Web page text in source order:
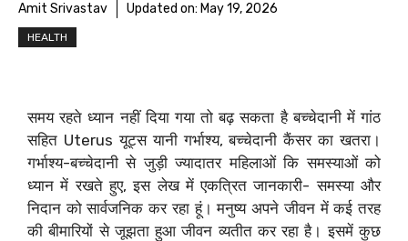
Amit Srivastav Updated on: May 19, 2026
HEALTH
समय रहते ध्यान नहीं दिया गया तो बढ़ सकता है बच्चेदानी में गांठ
सहित Uterus यूट्स यानी गर्भाश्य, बच्चेदानी कैंसर का खतरा।
गर्भाश्य-बच्चेदानी से जुड़ी ज्यादातर महिलाओं कि समस्याओं को
ध्यान में रखते हुए, इस लेख में एकत्रित जानकारी- समस्या और
निदान को सार्वजनिक कर रहा हूं। मनुष्य अपने जीवन में कई तरह
की बीमारियों से जूझता हुआ जीवन व्यतीत कर रहा है। इसमें कुछ